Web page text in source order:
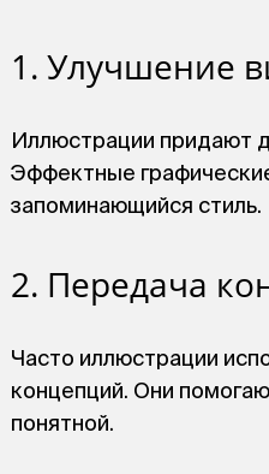
1. Улучшение
Иллюстрации придают
Эффектные
запоминающийся стиль.
2. Передача
Часто иллюстрации
концепций. Они
понятной.